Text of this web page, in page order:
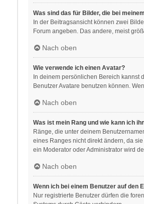
Was sind das für Bilder, die bei
In der Beitragsansicht können zwei
Forum angeben. Das andere, meist
Nach oben
Wie verwende ich einen Avatar?
In deinem persönlichen Bereich kannst
Benutzer Avatare benutzen können.
Nach oben
Was ist mein Rang und wie kann ich
Ränge, die unter deinem
eines Ranges nicht direkt ändern, da
ein Moderator oder Administrator wird
Nach oben
Wenn ich bei einem Benutzer auf den
Nur registrierte Benutzer dürfen die